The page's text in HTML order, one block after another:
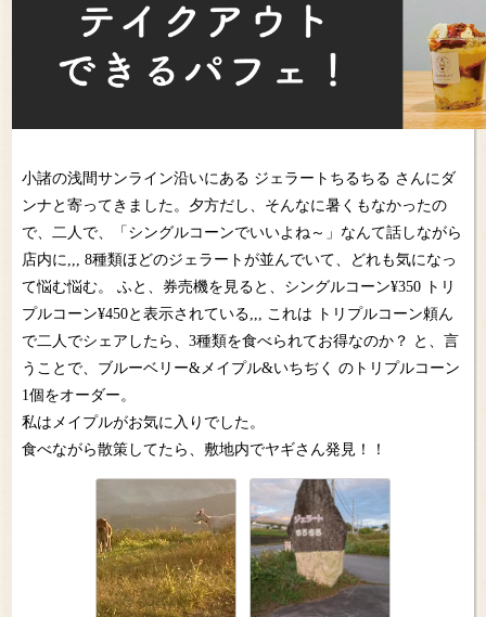
小諸の浅間サンライン沿いにある ジェラートちるちる さんにダ
ンナと寄ってきました。夕方だし、そんなに暑くもなかったの
で、二人で、「シングルコーンでいいよね～」なんて話しながら
店内に,,, 8種類ほどのジェラートが並んでいて、どれも気になっ
て悩む悩む。 ふと、券売機を見ると、シングルコーン¥350 トリ
プルコーン¥450と表示されている,,, これは トリプルコーン頼ん
で二人でシェアしたら、3種類を食べられてお得なのか？ と、言
うことで、ブルーベリー&メイプル&いちぢく のトリプルコーン
1個をオーダー。
私はメイプルがお気に入りでした。
食べながら散策してたら、敷地内でヤギさん発見！！